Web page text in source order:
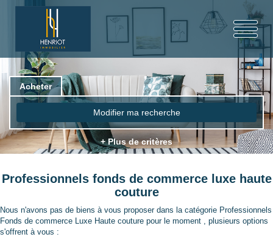
Acheter
Modifier ma recherche
+ Plus de critères
Professionnels fonds de commerce luxe haute
couture
Nous n'avons pas de biens à vous proposer dans la catégorie Professionnels
Fonds de commerce Luxe Haute couture pour le moment , plusieurs options
s'offrent à vous :